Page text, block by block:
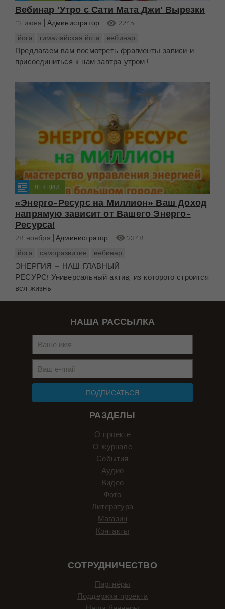
Вебинар 'Утро с Сати Мата Джи' Вырезки
12 июня Администратор
2245
йога
гималайская йога вебинар
Предлагаем вам посмотреть фрагменты записи и
присоединиться к нам завтра утром!!!
ЛЕКЦИИ
«Энерго-Ресурс на Миллион» Ваш Доход
напрямую зависит от Вашего Энерго-
Ресурса!​
28 ноября Администратор
2348
йога
саморазвитие вебинар
ЭНЕРГИЯ – НАШ ГЛАВНЫЙ
РЕСУРС! Универсальный актив, из которого строится
вся жизнь!
РАЗДЕЛЫ
О проекте
О журнале
События
Аудио
Видео
Фото
Литература
Магазин
Контакты
СОТРУДНИЧЕСТВО
Партнёры
Поддержка проекта
НАША РАССЫЛКА
ПОДПИСАТЬСЯ